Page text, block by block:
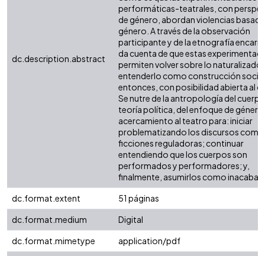
dc.description.abstract
performáticas-teatrales, con
de género, abordan violencias
género. A través de la observación
participante y de la etnografía
da cuenta de que estas
permiten volver sobre lo naturalizado
entenderlo como construcción
entonces, con posibilidad abierta al
Se nutre de la antropología del
teoría política, del enfoque de género
acercamiento al teatro para: iniciar
problematizando los discursos como
ficciones reguladoras; continuar
entendiendo que los cuerpos son
performados y performadores; y,
finalmente, asumirlos como
dc.format.extent
51 páginas
dc.format.medium
Digital
dc.format.mimetype
application/pdf